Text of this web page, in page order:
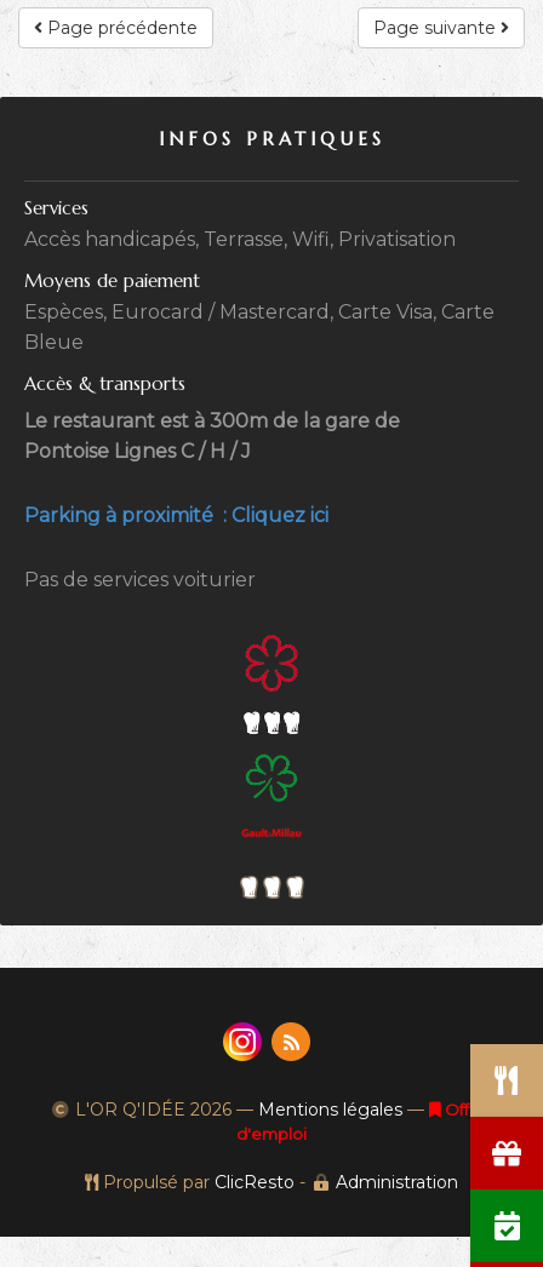
Page suivante
Page précédente
INFOS PRATIQUES
Services
Accès handicapés, Terrasse, Wifi, Privatisation
Moyens de paiement
Espèces, Eurocard / Mastercard, Carte Visa, Carte
Bleue
Accès & transports
Le restaurant est à 300m de la gare de
Pontoise Lignes C / H / J
Parking à proximité : Cliquez ici
Pas de services voiturier
L'OR Q'IDÉE 2026 — Mentions légales —
Offres
d'emploi
Propulsé par ClicResto - Administration